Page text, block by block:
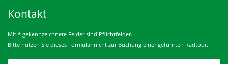
Kontakt
Mit * gekennzeichnete Felder sind Pflichtfelder.
Bitte nutzen Sie dieses Formular nicht zur Buchung einer geführten Radtour.